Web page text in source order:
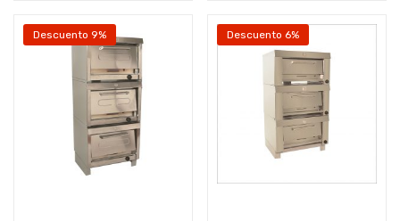
Descuento 9% Descuento 6%